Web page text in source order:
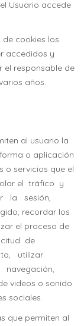
Usuario accede
de cookies los
accedidos y
responsable de
años.
al usuario la
o aplicación
o servicios que el
el tráfico y
la sesión,
recordar los
el proceso de
de
utilizar
videos o sonido
sociales.
que permiten al